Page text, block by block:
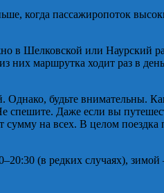
когда пассажиропоток
в Шелковской или Наурский
них маршрутка ходит раз в
будьте внимательны.
Даже если вы
на всех. В целом поездка
(в редких случаях),